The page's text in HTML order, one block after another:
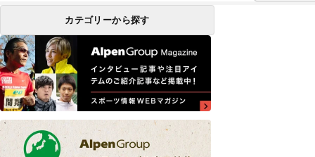
カテゴリーから探す